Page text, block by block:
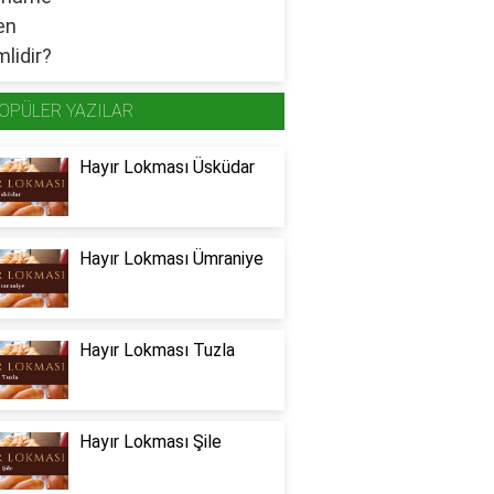
YAZILAR
Hayır Lokması Üsküdar
Hayır Lokması Ümraniye
Hayır Lokması Tuzla
Hayır Lokması Şile